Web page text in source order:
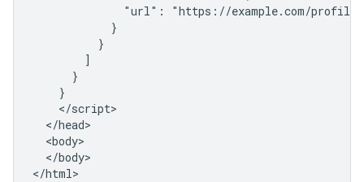
"url": "https://example.com/
            }
          }
        ]
      }
    }
    </script>
  </head>
  <body>
  </body>
</html>